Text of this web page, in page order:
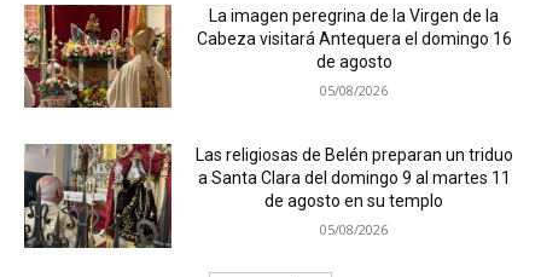
La imagen peregrina de la Virgen de la
Cabeza visitará Antequera el domingo 16
de agosto
05/08/2026
Las religiosas de Belén preparan un triduo
a Santa Clara del domingo 9 al martes 11
de agosto en su templo
05/08/2026